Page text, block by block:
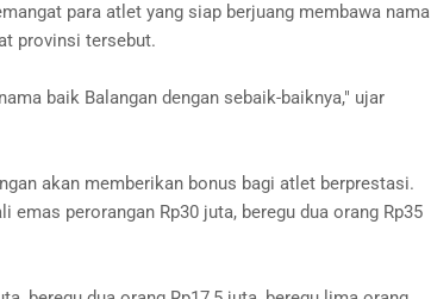
para atlet yang siap berjuang membawa nama
provinsi tersebut.
baik Balangan dengan sebaik-baiknya," ujar
akan memberikan bonus bagi atlet berprestasi.
perorangan Rp30 juta, beregu dua orang Rp35